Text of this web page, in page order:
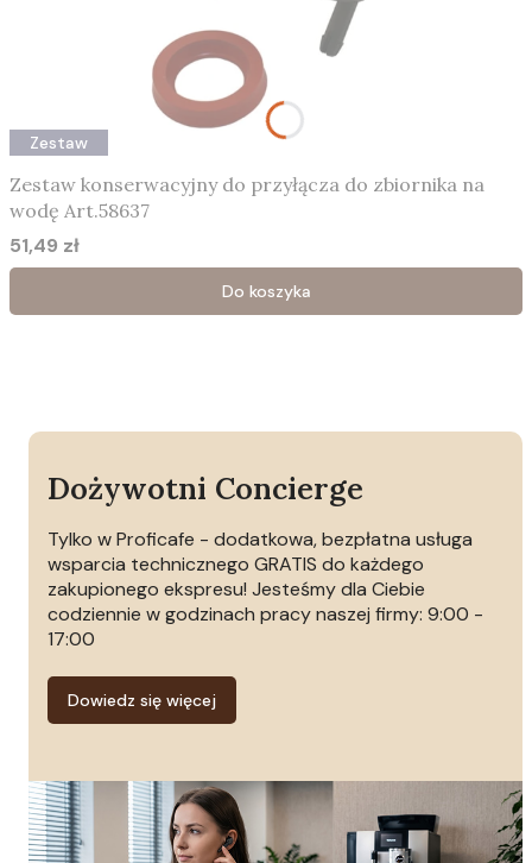
Zestaw
Zestaw konserwacyjny do przyłącza do zbiornika na
wodę Art.58637
Cena
51,49 zł
Do koszyka
Dożywotni Concierge
Tylko w Proficafe - dodatkowa, bezpłatna usługa
wsparcia technicznego GRATIS do każdego
zakupionego ekspresu! Jesteśmy dla Ciebie
codziennie w godzinach pracy naszej firmy: 9:00 -
17:00
Dowiedz się więcej